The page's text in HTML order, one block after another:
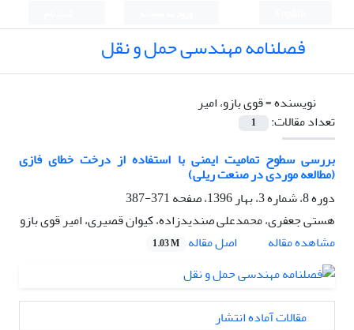
فصلنامه مهندسی حمل و نقل
نویسنده =قوی بازو، امیر
تعداد مقالات:
1
بررسی سطوح تمامیت ایمنی با استفاده از درخت خطای فازی
(مطالعه موردی در صنعت ریلی)
دوره 8، شماره 3، بهار 1396، صفحه
371-387
هستی جعفری، محمدعلی صندیدزاده، کیوان قصیری، امیر قوی بازو
مشاهده مقاله
اصل مقاله 1.03 M
مقالات آماده انتشار